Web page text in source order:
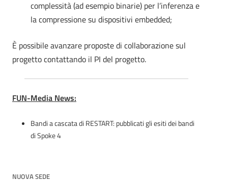
complessità (ad esempio binarie) per l’inferenza e
la compressione su dispositivi embedded;
È possibile avanzare proposte di collaborazione sul
progetto contattando il PI del progetto.
FUN-Media News:
Bandi a cascata di RESTART: pubblicati gli esiti dei bandi
di Spoke 4
NUOVA SEDE